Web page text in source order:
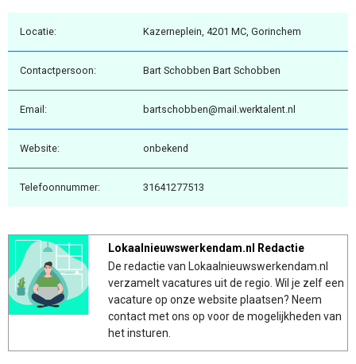
Locatie: Kazerneplein, 4201 MC, Gorinchem
Contactpersoon: Bart Schobben Bart Schobben
Email: bartschobben@mail.werktalent.nl
Website: onbekend
Telefoonnummer: 31641277513
Lokaalnieuwswerkendam.nl Redactie
De redactie van Lokaalnieuwswerkendam.nl
verzamelt vacatures uit de regio. Wil je zelf een
vacature op onze website plaatsen? Neem
contact met ons op voor de mogelijkheden van
het insturen.